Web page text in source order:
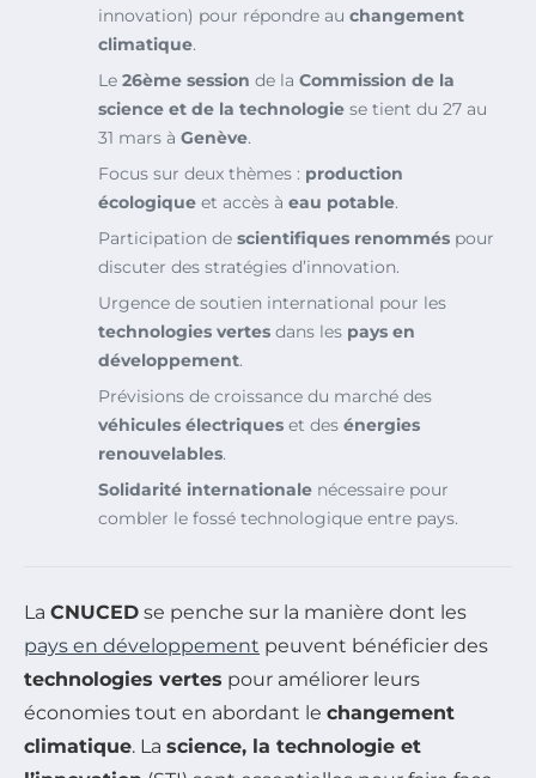
innovation) pour répondre au changement
climatique.
Le 26ème session de la Commission de la
science et de la technologie se tient du 27 au
31 mars à Genève.
Focus sur deux thèmes : production
écologique et accès à eau potable.
Participation de scientifiques renommés pour
discuter des stratégies d’innovation.
Urgence de soutien international pour les
technologies vertes dans les pays en
développement.
Prévisions de croissance du marché des
véhicules électriques et des énergies
renouvelables.
Solidarité internationale nécessaire pour
combler le fossé technologique entre pays.
La CNUCED se penche sur la manière dont les
pays en développement peuvent bénéficier des
technologies vertes pour améliorer leurs
économies tout en abordant le changement
climatique. La science, la technologie et